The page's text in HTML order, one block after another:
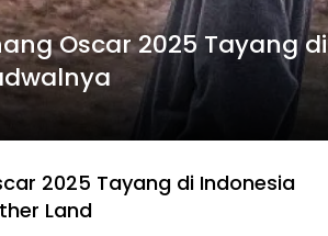
Oscar 2025 Tayang di
2025 Tayang di Indonesia
Land